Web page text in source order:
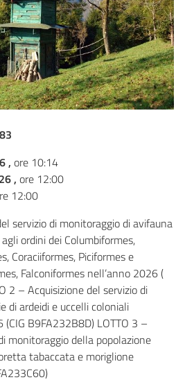
, ore 10:14
, ore 12:00
12:00
servizio di monitoraggio di avifauna
ordini dei Columbiformes,
Coraciiformes, Piciformes e
Falconiformes nell’anno 2026 (
2 – Acquisizione del servizio di
di ardeidi e uccelli coloniali
B9FA232B8D) LOTTO 3 –
monitoraggio della popolazione
tabaccata e moriglione